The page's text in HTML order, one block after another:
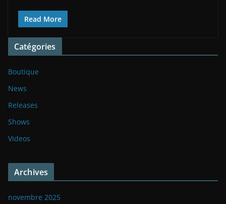
Read More
Catégories
Boutique
News
Releases
Shows
Videos
Archives
novembre 2025